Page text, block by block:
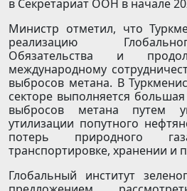
в Секретариат ООН в начале
Министр отметил, что
реализацию
Обязательства и
международному
выбросов метана. В
секторе выполняется
выбросов метана путем
утилизации попутного
потерь природного
транспортировке, хранении и
Глобальный институт